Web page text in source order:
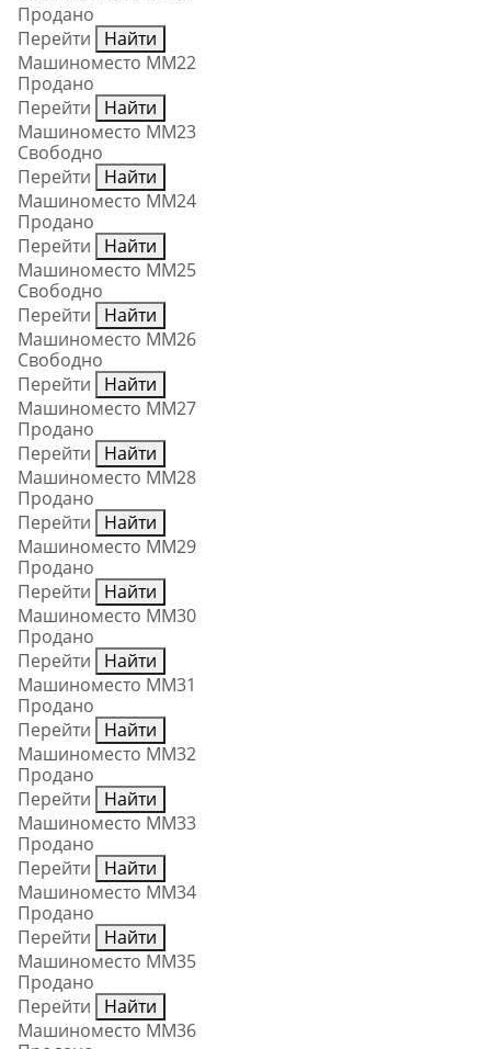
Продано
Перейти
Найти
Машиноместо ММ22
Продано
Перейти
Найти
Машиноместо ММ23
Свободно
Перейти
Найти
Машиноместо ММ24
Продано
Перейти
Найти
Машиноместо ММ25
Свободно
Перейти
Найти
Машиноместо ММ26
Свободно
Перейти
Найти
Машиноместо ММ27
Продано
Перейти
Найти
Машиноместо ММ28
Продано
Перейти
Найти
Машиноместо ММ29
Продано
Перейти
Найти
Машиноместо ММ30
Продано
Перейти
Найти
Машиноместо ММ31
Продано
Перейти
Найти
Машиноместо ММ32
Продано
Перейти
Найти
Машиноместо ММ33
Продано
Перейти
Найти
Машиноместо ММ34
Продано
Перейти
Найти
Машиноместо ММ35
Продано
Перейти
Найти
Машиноместо ММ36